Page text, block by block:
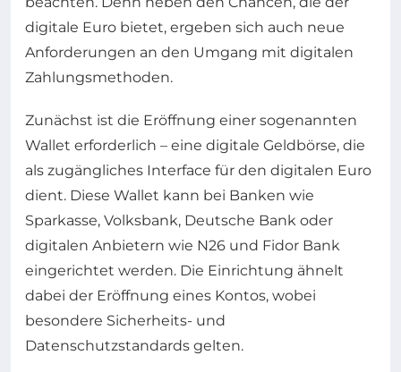
digitale Euro bietet, ergeben sich auch neue
Anforderungen an den Umgang mit digitalen
Zahlungsmethoden.
Zunächst ist die Eröffnung einer sogenannten
Wallet erforderlich – eine digitale Geldbörse, die
als zugängliches Interface für den digitalen Euro
dient. Diese Wallet kann bei Banken wie
Sparkasse, Volksbank, Deutsche Bank oder
digitalen Anbietern wie N26 und Fidor Bank
eingerichtet werden. Die Einrichtung ähnelt
dabei der Eröffnung eines Kontos, wobei
besondere Sicherheits- und
Datenschutzstandards gelten.